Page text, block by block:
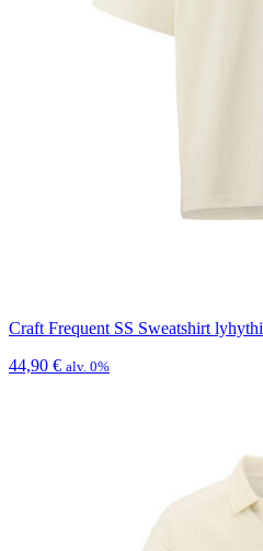
Craft Frequent SS Sweatshirt
44,90 € alv. 0%